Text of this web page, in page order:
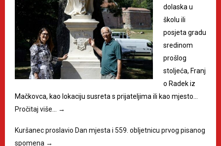
dolaska u
školu ili
posjeta gradu
sredinom
prošlog
stoljeća, Franj
o Radek iz
Mačkovca, kao lokaciju susreta s prijateljima ili kao mjesto…
Pročitaj više…
→
Kuršanec proslavio Dan mjesta i 559. obljetnicu prvog pisanog
spomena →